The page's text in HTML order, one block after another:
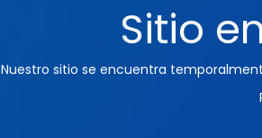
Sitio
Nuestro sitio se encuentra